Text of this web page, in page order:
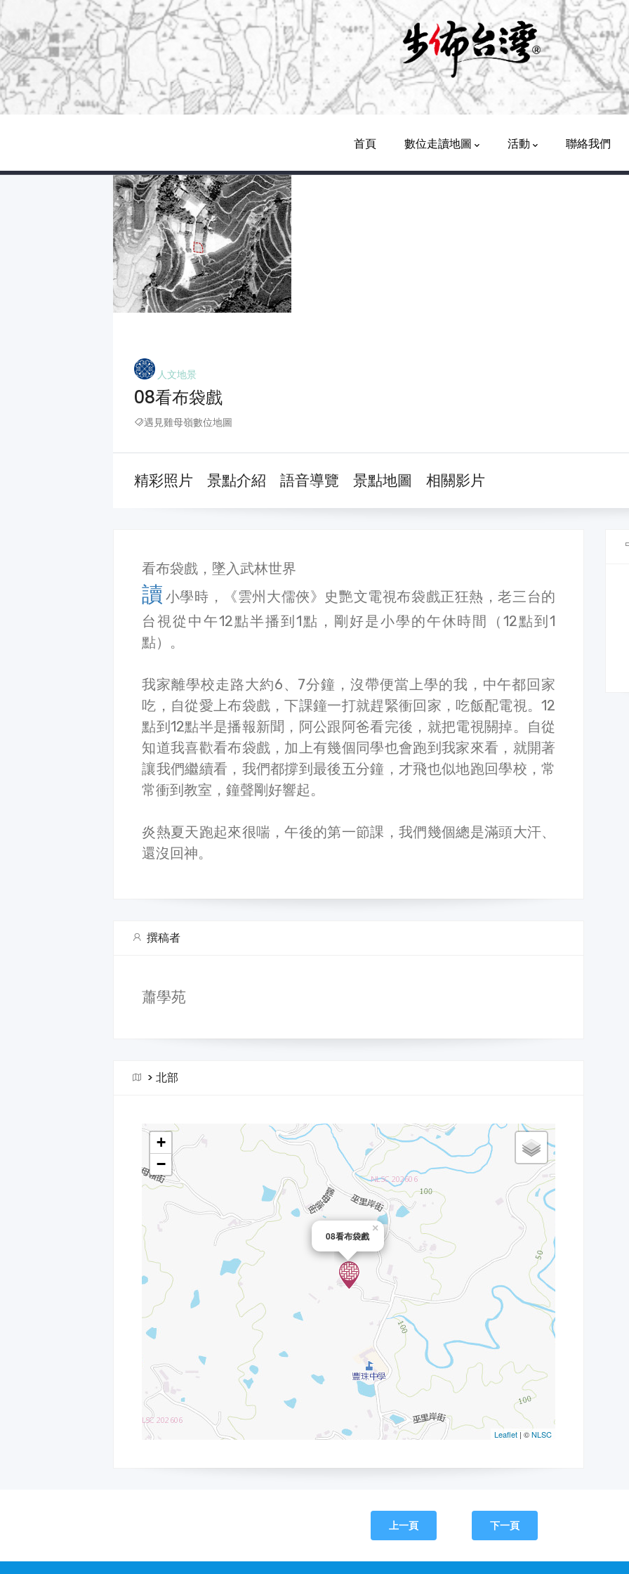
Navigation
首頁 數位走讀地圖 活動 聯絡我們
人文地景
08看布袋戲
遇見雞母嶺數位地圖
精彩照片 景點介紹 語音導覽 景點地圖 相關影片
看布袋戲，墜入武林世界
讀 小學時，《雲州大儒俠》史艷文電視布袋戲正狂熱，老三台的
台視從中午12點半播到1點，剛好是小學的午休時間（12點到1
點）。
我家離學校走路大約6、7分鐘，沒帶便當上學的我，中午都回家
吃，自從愛上布袋戲，下課鐘一打就趕緊衝回家，吃飯配電視。12
點到12點半是播報新聞，阿公跟阿爸看完後，就把電視關掉。自從
知道我喜歡看布袋戲，加上有幾個同學也會跑到我家來看，就開著
讓我們繼續看，我們都撐到最後五分鐘，才飛也似地跑回學校，常
常衝到教室，鐘聲剛好響起。
炎熱夏天跑起來很喘，午後的第一節課，我們幾個總是滿頭大汗、
還沒回神。
撰稿者
蕭學苑
>北部
上一頁 下一頁